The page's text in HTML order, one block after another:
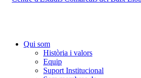
Qui som
Història i valors
Equip
Suport Institucional